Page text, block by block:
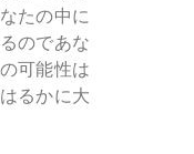
たの中に
のであな
可能性は
るかに大